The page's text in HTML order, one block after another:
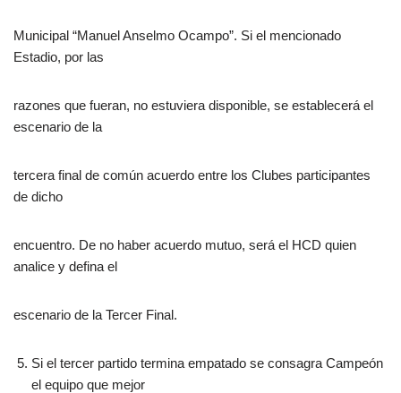
Municipal “Manuel Anselmo Ocampo”. Si el mencionado
Estadio, por las
razones que fueran, no estuviera disponible, se establecerá el
escenario de la
tercera final de común acuerdo entre los Clubes participantes
de dicho
encuentro. De no haber acuerdo mutuo, será el HCD quien
analice y defina el
escenario de la Tercer Final.
Si el tercer partido termina empatado se consagra Campeón
el equipo que mejor